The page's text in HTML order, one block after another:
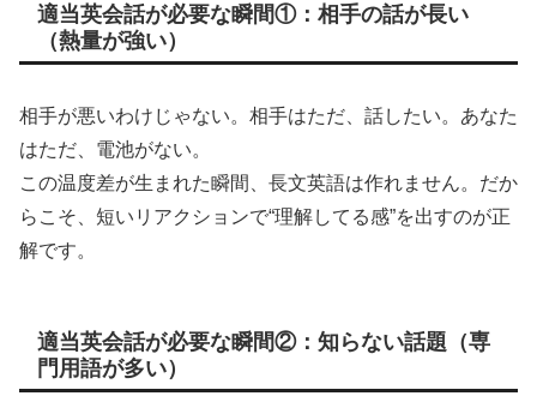
適当英会話が必要な瞬間①：相手の話が長い
（熱量が強い）
相手が悪いわけじゃない。相手はただ、話したい。あなた
はただ、電池がない。
この温度差が生まれた瞬間、長文英語は作れません。だか
らこそ、短いリアクションで“理解してる感”を出すのが正
解です。
適当英会話が必要な瞬間②：知らない話題（専
門用語が多い）